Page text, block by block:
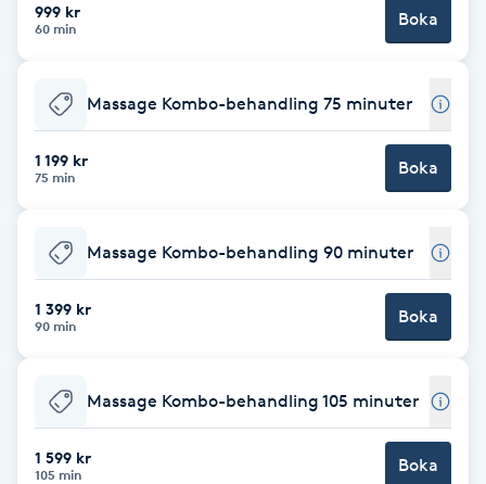
Fotsvamp
Fotvård
Fransar
Fransborttagning
Fransfärgning
Fransförlängning
Fransförlängning Megavolym
Fransförlängning Volym
999 kr
60 min Boka
Massage Kombo-behandling 75 minuter
1 199 kr
75 min Boka
Massage Kombo-behandling 90 minuter
1 399 kr
90 min Boka
Massage Kombo-behandling 105 minuter
1 599 kr
105 min Boka